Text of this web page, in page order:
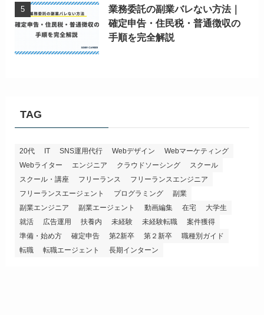
業務委託の副業バレない方法｜
確定申告・住民税・普通徴収の
手順を完全解説
TAG
20代 IT SNS運用代行 Webデザイン
Webマーケティング
Webライター
エンジニア クラウドソーシング
スクール
スクール・講座
フリーランス
フリーランスエンジニア
フリーランスエージェント
プログラミング
副業
副業エンジニア
副業エージェント 動画編集 在宅
大学生
就活
広告運用 扶養内 未経験 未経験転職
案件獲得
準備・始め方
確定申告 第2新卒 第２新卒
職種別ガイド
転職
転職エージェント 長期インターン